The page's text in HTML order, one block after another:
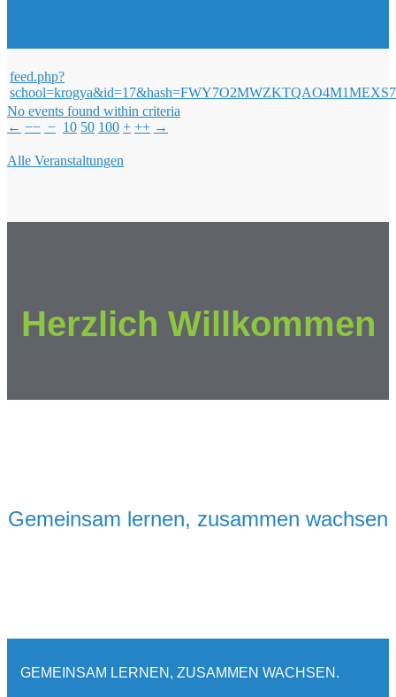
feed.php?
No events found within criteria
← −− − 10 50 100 + ++ →
Alle Veranstaltungen
Herzlich Willkommen
Gemeinsam lernen, zusammen wachsen
GEMEINSAM LERNEN, ZUSAMMEN WACHSEN.